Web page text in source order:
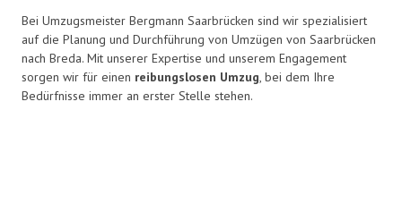
Bei Umzugsmeister Bergmann Saarbrücken sind wir spezialisiert
auf die Planung und Durchführung von Umzügen von Saarbrücken
nach Breda. Mit unserer Expertise und unserem Engagement
sorgen wir für einen reibungslosen Umzug, bei dem Ihre
Bedürfnisse immer an erster Stelle stehen.